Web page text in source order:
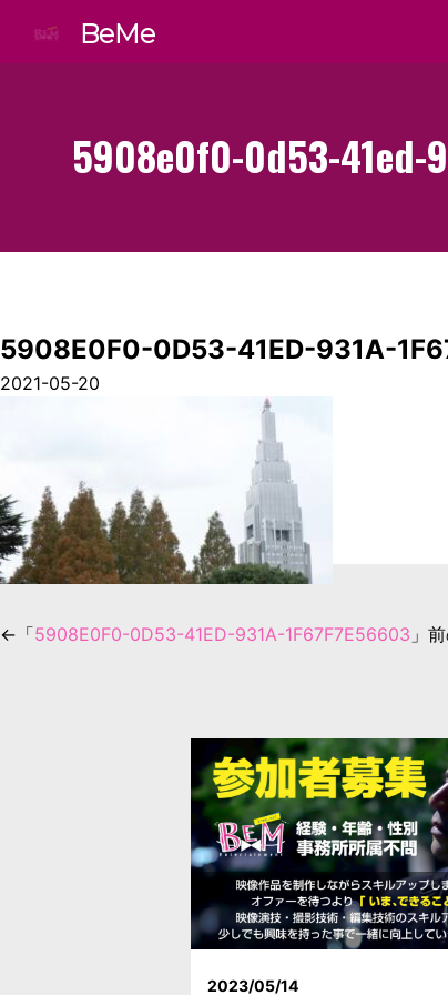
BeMe
5908e0f0-0d53-41ed-
5908E0F0-0D53-41ED-931A-
2021-05-20
←「5908E0F0-0D53-41ED-931A-1F67F7E56603 」
2023/05/14